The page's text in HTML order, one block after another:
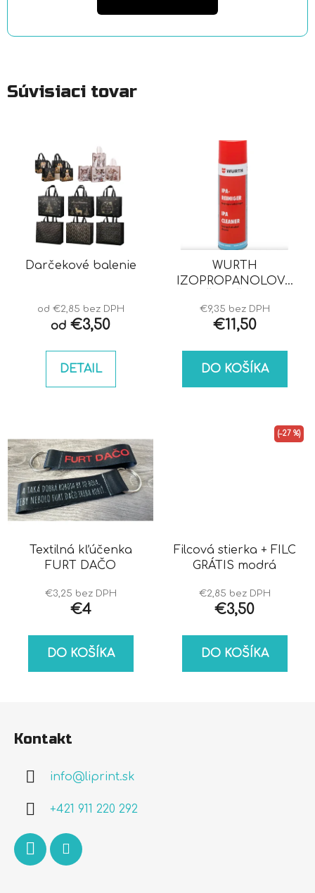
Súvisiaci tovar
Darčekové balenie
od €2,85 bez DPH
od €3,50
DETAIL
WURTH
IZOPROPANOLOVÝ
€9,35 bez DPH
€11,50
DO KOŠÍKA
Textilná kľúčenka
FURT DAČO
€3,25 bez DPH
€4
DO KOŠÍKA
Filcová stierka + FILC
GRÁTIS modrá
€2,85 bez DPH
€3,50
(–27 %)
DO KOŠÍKA
Kontakt
info@liprint.sk
+421 911 220 292